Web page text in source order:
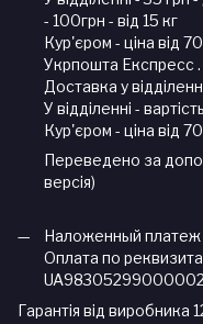
- 100грн - від 15 кг
Кур'єром - ціна від
Укрпошта Експресс .
Доставка у
У відділенні -
Кур'єром - ціна від
Переведено за
версія)
Наложенный платеж
Оплата по
Гарантія від виробника